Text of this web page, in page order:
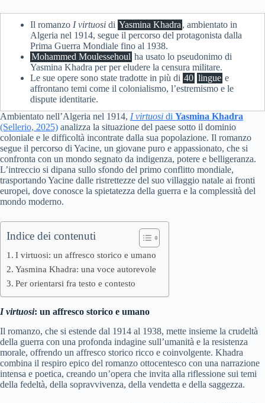
Il romanzo I virtuosi di Yasmina Khadra , ambientato in
Algeria nel 1914, segue il percorso del protagonista dalla
Prima Guerra Mondiale fino al 1938.
Mohammed Moulessehoul ha usato lo pseudonimo di
Yasmina Khadra per per eludere la censura militare.
Le sue opere sono state tradotte in più di 40 lingue e
affrontano temi come il colonialismo, l’estremismo e le
dispute identitarie.
Ambientato nell’Algeria nel 1914, I virtuosi di Yasmina Khadra
(Sellerio, 2025) analizza la situazione del paese sotto il dominio
coloniale e le difficoltà incontrate dalla sua popolazione. Il romanzo
segue il percorso di Yacine, un giovane puro e appassionato, che si
confronta con un mondo segnato da indigenza, potere e belligeranza.
L’intreccio si dipana sullo sfondo del primo conflitto mondiale,
trasportando Yacine dalle ristrettezze del suo villaggio natale ai fronti
europei, dove conosce la spietatezza della guerra e la complessità del
mondo moderno.
Indice dei contenuti
I virtuosi: un affresco storico e umano
Yasmina Khadra: una voce autorevole
Per orientarsi fra testo e contesto
I virtuosi: un affresco storico e umano
Il romanzo, che si estende dal 1914 al 1938, mette insieme la crudeltà
della guerra con una profonda indagine sull’umanità e la resistenza
morale, offrendo un affresco storico ricco e coinvolgente. Khadra
combina il respiro epico del romanzo ottocentesco con una narrazione
intensa e poetica, creando un’opera che invita alla riflessione sui temi
della fedeltà, della sopravvivenza, della vendetta e della saggezza.